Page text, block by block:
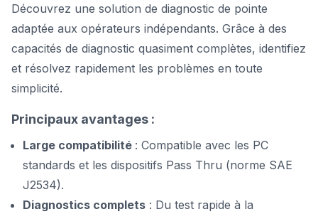
Découvrez une solution de diagnostic de pointe
adaptée aux opérateurs indépendants. Grâce à des
capacités de diagnostic quasiment complètes, identifiez
et résolvez rapidement les problèmes en toute
simplicité.
Principaux avantages :
Large compatibilité : Compatible avec les PC
standards et les dispositifs Pass Thru (norme SAE
J2534).
Diagnostics complets : Du test rapide à la